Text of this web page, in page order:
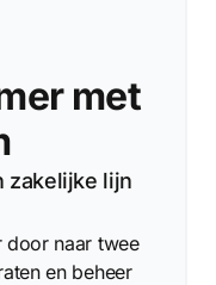
met
zakelijke lijn
door naar twee
en beheer